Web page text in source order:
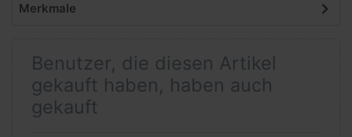
Merkmale
Benutzer, die diesen Artikel
gekauft haben, haben auch
gekauft